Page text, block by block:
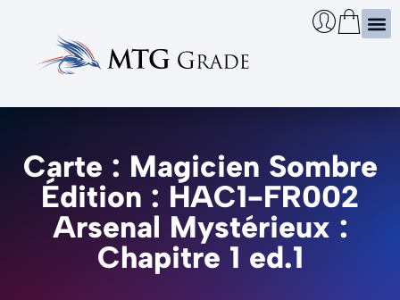
Carte : Magicien Sombre
Édition : HAC1-FR002
Arsenal Mystérieux :
Chapitre 1 ed.1